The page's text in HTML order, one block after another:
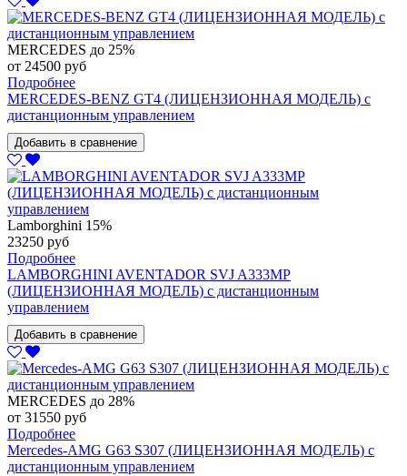
MERCEDES до 25%
от 24500 руб
Подробнее
MERCEDES-BENZ GT4 (ЛИЦЕНЗИОННАЯ МОДЕЛЬ) с
дистанционным управлением
Добавить в сравнение
Lamborghini 15%
23250 руб
Подробнее
LAMBORGHINI AVENTADOR SVJ A333MP
(ЛИЦЕНЗИОННАЯ МОДЕЛЬ) с дистанционным
управлением
Добавить в сравнение
MERCEDES до 28%
от 31550 руб
Подробнее
Mercedes-AMG G63 S307 (ЛИЦЕНЗИОННАЯ МОДЕЛЬ) с
дистанционным управлением